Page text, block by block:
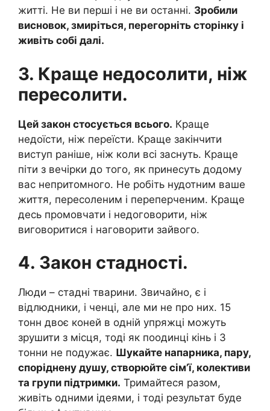
житті. Не ви перші і не ви останні. Зробили
висновок, змиріться, перегорніть сторінку і
живіть собі далі.
3. Краще недосолити, ніж
пересолити.
Цей закон стосується всього. Краще
недоїсти, ніж переїсти. Краще закінчити
виступ раніше, ніж коли всі заснуть. Краще
піти з вечірки до того, як принесуть додому
вас непритомного. Не робіть нудотним ваше
життя, пересоленим і переперченим. Краще
десь промовчати і недоговорити, ніж
виговоритися і наговорити зайвого.
4. Закон стадності.
Люди – стадні тварини. Звичайно, є і
відлюдники, і ченці, але ми не про них. 15
тонн двоє коней в одній упряжці можуть
зрушити з місця, тоді як поодинці кінь і 3
тонни не подужає. Шукайте напарника, пару,
споріднену душу, створюйте сім’ї, колективи
та групи підтримки. Тримайтеся разом,
живіть одними ідеями, і тоді результат буде